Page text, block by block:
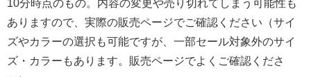
10分時点のもの。内容の変更や売り切れてしまう可能性も
ありますので、実際の販売ページでご確認ください（サイ
ズやカラーの選択も可能ですが、一部セール対象外のサイ
ズ・カラーもあります。販売ページでよくご確認くださ